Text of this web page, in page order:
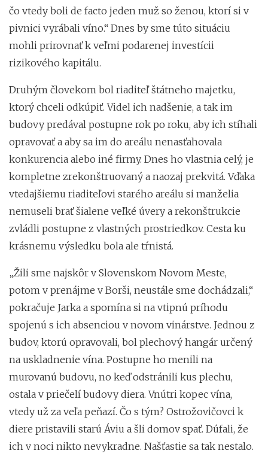
čo vtedy boli de facto jeden muž so ženou, ktorí si v
pivnici vyrábali víno.“ Dnes by sme túto situáciu
mohli prirovnať k veľmi podarenej investícii
rizikového kapitálu.
Druhým človekom bol riaditeľ štátneho majetku,
ktorý chceli odkúpiť. Videl ich nadšenie, a tak im
budovy predával postupne rok po roku, aby ich stíhali
opravovať a aby sa im do areálu nenasťahovala
konkurencia alebo iné firmy. Dnes ho vlastnia celý, je
kompletne zrekonštruovaný a naozaj prekvitá. Vďaka
vtedajšiemu riaditeľovi starého areálu si manželia
nemuseli brať šialene veľké úvery a rekonštrukcie
zvládli postupne z vlastných prostriedkov. Cesta ku
krásnemu výsledku bola ale tŕnistá.
„Žili sme najskôr v Slovenskom Novom Meste,
potom v prenájme v Borši, neustále sme dochádzali,“
pokračuje Jarka a spomína si na vtipnú príhodu
spojenú s ich absenciou v novom vinárstve. Jednou z
budov, ktorú opravovali, bol plechový hangár určený
na uskladnenie vína. Postupne ho menili na
murovanú budovu, no keď odstránili kus plechu,
ostala v priečelí budovy diera. Vnútri kopec vína,
vtedy už za veľa peňazí. Čo s tým? Ostrožovičovci k
diere pristavili starú Áviu a šli domov spať. Dúfali, že
ich v noci nikto nevykradne. Našťastie sa tak nestalo.